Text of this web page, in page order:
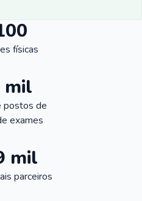
físicas
mil
postos de
exames
mil
parceiros